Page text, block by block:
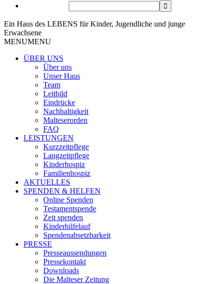
Ein Haus des LEBENS für Kinder, Jugendliche und junge
Erwachsene
MENUMENU
ÜBER UNS
Über uns
Unser Haus
Team
Leitbild
Eindrücke
Nachhaltigkeit
Malteserorden
FAQ
LEISTUNGEN
Kurzzeitpflege
Langzeitpflege
Kinderhospiz
Familienhospiz
AKTUELLES
SPENDEN & HELFEN
Online Spenden
Testamentspende
Zeit spenden
Kinderhilfelauf
Spendenabsetzbarkeit
PRESSE
Presseaussendungen
Pressekontakt
Downloads
Die Malteser Zeitung